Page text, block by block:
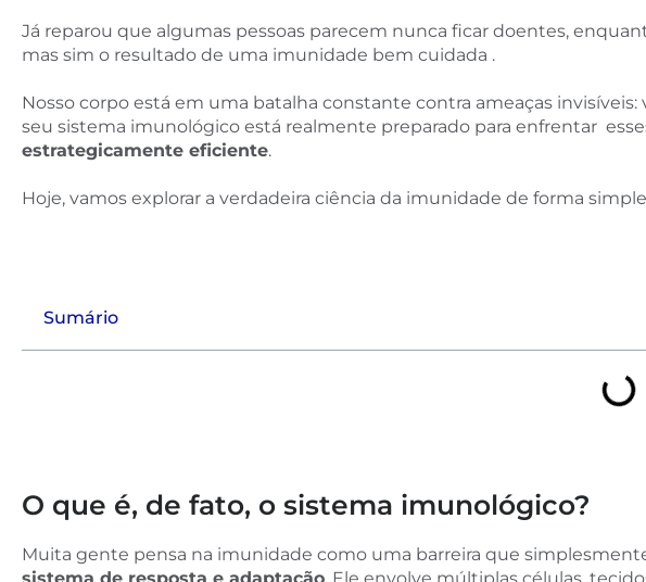
Já reparou que algumas pessoas parecem nunca ficar doentes,
mas sim o resultado de uma imunidade bem cuidada .
Nosso corpo está em uma batalha constante contra ameaças
seu sistema imunológico está realmente preparado para enfrentar
estrategicamente eficiente.
Hoje, vamos explorar a verdadeira ciência da imunidade de forma
Sumário
O que é, de fato, o sistema imunológico?
Muita gente pensa na imunidade como uma barreira que
sistema de resposta e adaptação. Ele envolve múltiplas células,